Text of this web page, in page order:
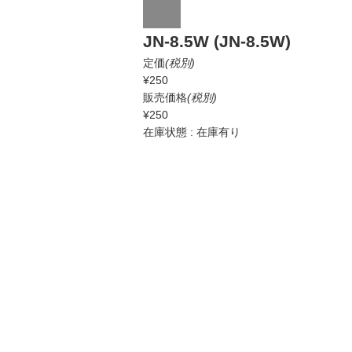
JN-8.5W (JN-8.5W)
定価(税別)
¥250
販売価格(税別)
¥250
在庫状態 : 在庫有り